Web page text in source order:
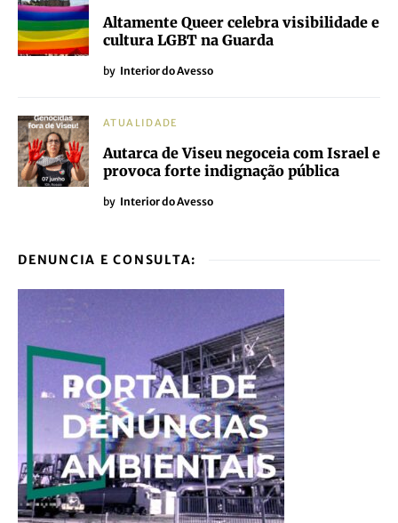
Altamente Queer celebra visibilidade e
cultura LGBT na Guarda
by Interior do Avesso
ATUALIDADE
Autarca de Viseu negoceia com Israel e
provoca forte indignação pública
by Interior do Avesso
DENUNCIA E CONSULTA: